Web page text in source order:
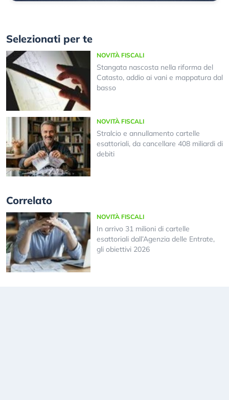
Selezionati per te
NOVITÀ FISCALI
Stangata nascosta nella riforma del
Catasto, addio ai vani e mappatura dal
basso
NOVITÀ FISCALI
Stralcio e annullamento cartelle
esattoriali, da cancellare 408 miliardi di
debiti
Correlato
NOVITÀ FISCALI
In arrivo 31 milioni di cartelle
esattoriali dall’Agenzia delle Entrate,
gli obiettivi 2026